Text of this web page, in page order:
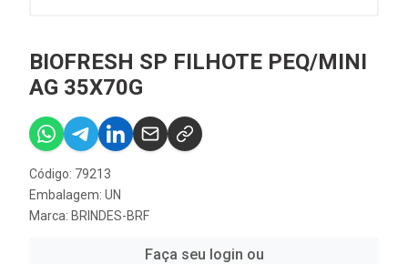
BIOFRESH SP FILHOTE PEQ/MINI
AG 35X70G
Código: 79213
Embalagem: UN
Marca: BRINDES-BRF
Faça seu login ou